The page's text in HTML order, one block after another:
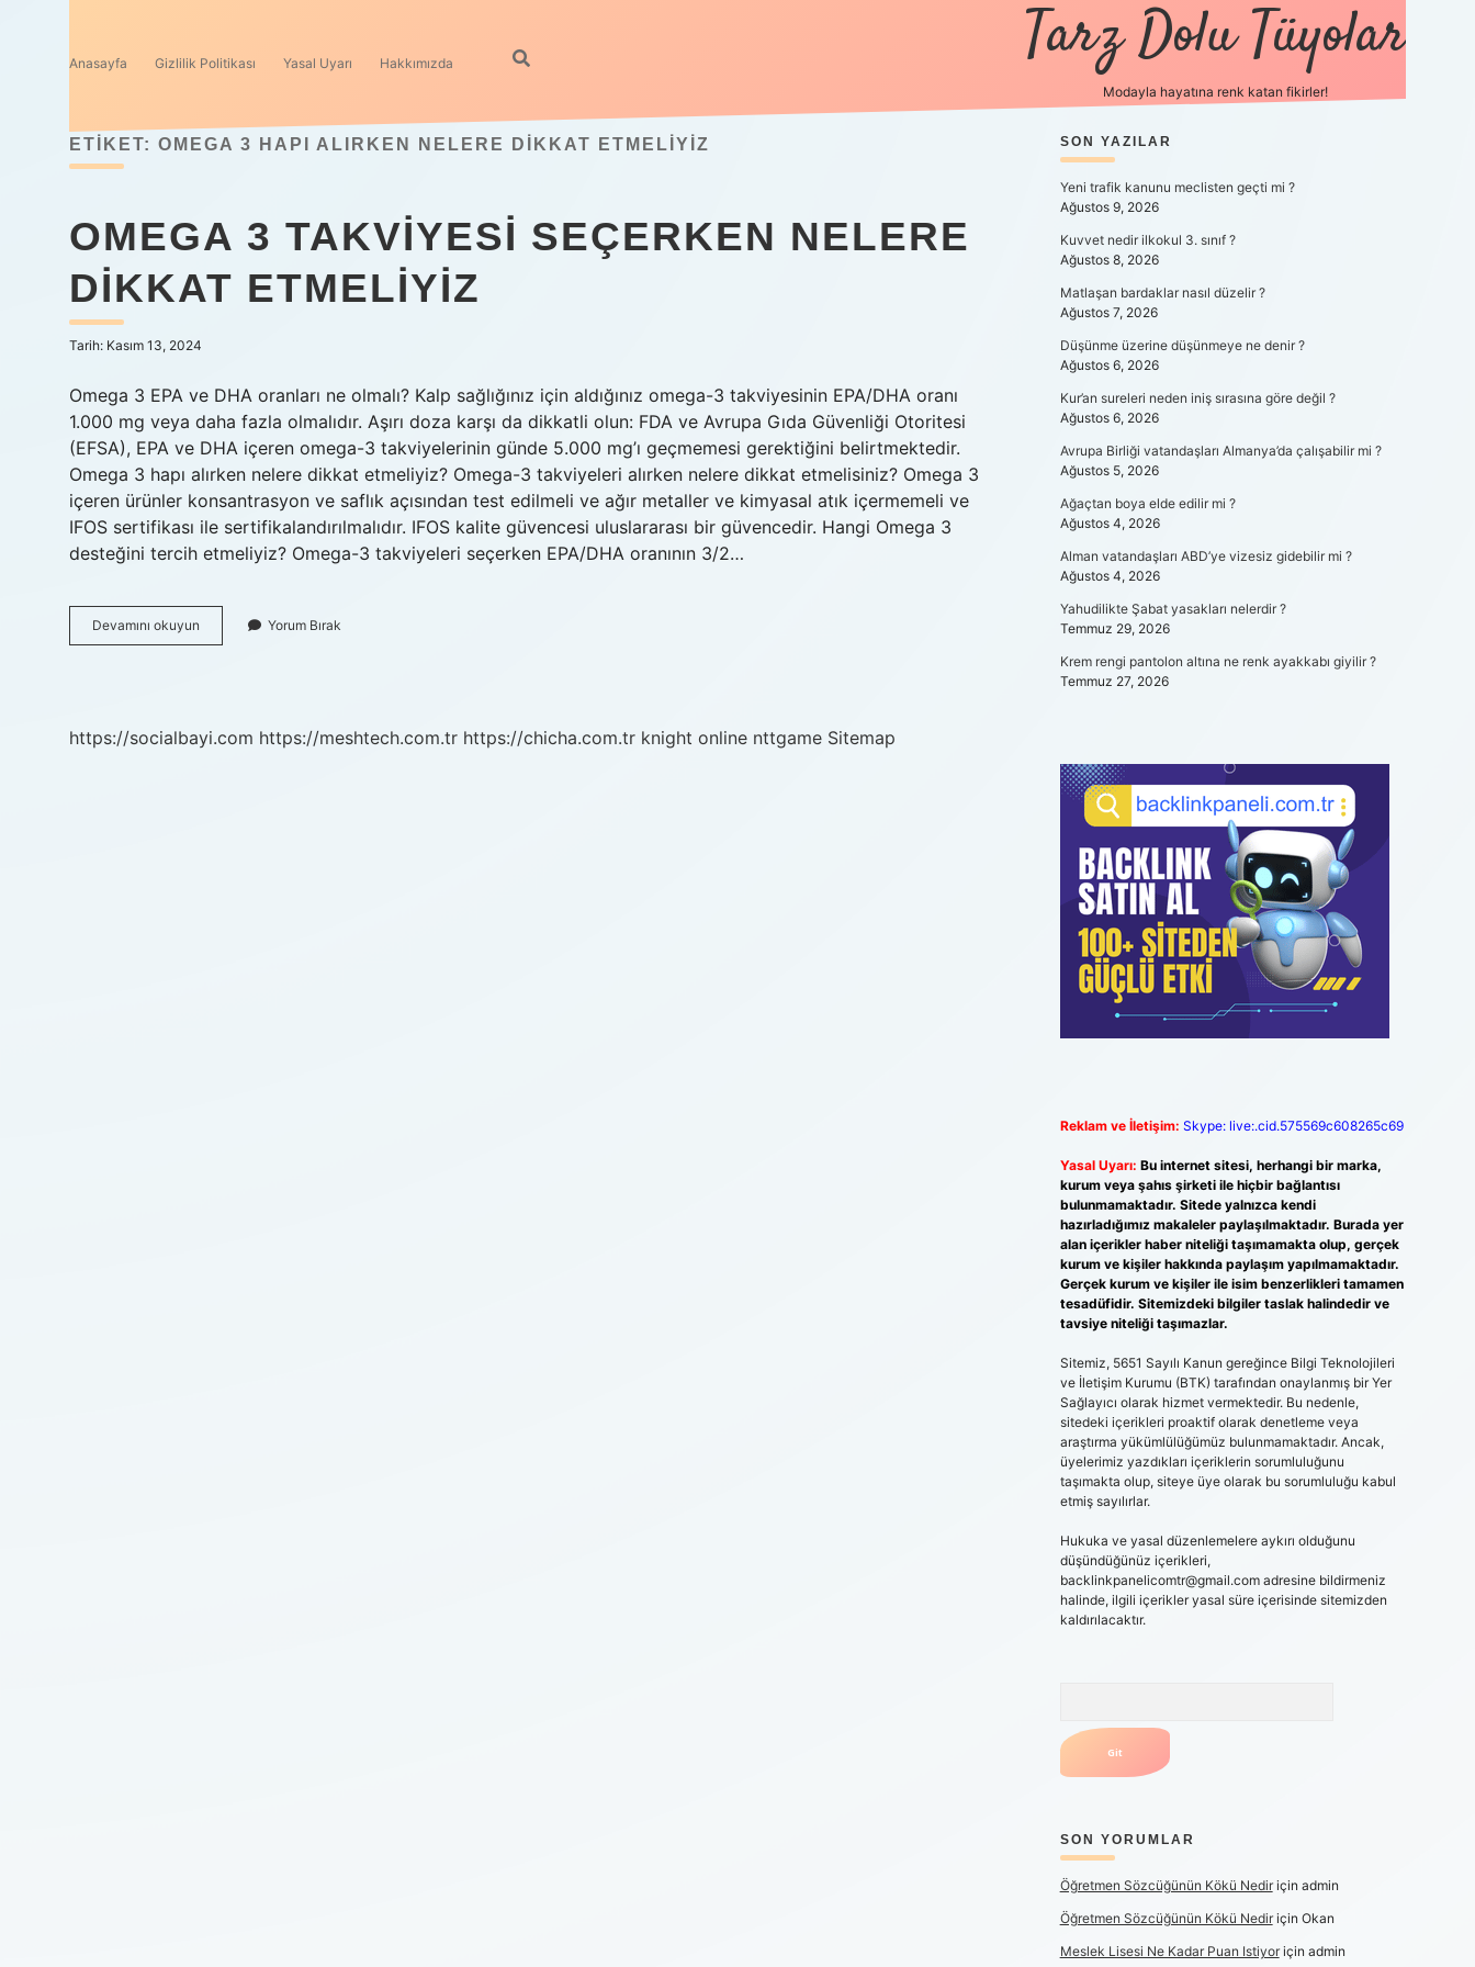
Anasayfa Gizlilik Politikası Yasal Uyarı Hakkımızda Tarz Dolu Tüyolar
Modayla hayatına renk katan fikirler!
ETIKET: OMEGA 3 HAPI ALIRKEN NELERE DIKKAT ETMELIYIZ
OMEGA 3 TAKVIYESI SEÇERKEN NELERE
DIKKAT ETMELIYIZ
Tarih: Kasım 13, 2024
Omega 3 EPA ve DHA oranları ne olmalı? Kalp sağlığınız için aldığınız omega-3 takviyesinin EPA/DHA oranı
1.000 mg veya daha fazla olmalıdır. Aşırı doza karşı da dikkatli olun: FDA ve Avrupa Gıda Güvenliği Otoritesi
(EFSA), EPA ve DHA içeren omega-3 takviyelerinin günde 5.000 mg’ı geçmemesi gerektiğini belirtmektedir.
Omega 3 hapı alırken nelere dikkat etmeliyiz? Omega-3 takviyeleri alırken nelere dikkat etmelisiniz? Omega 3
içeren ürünler konsantrasyon ve saflık açısından test edilmeli ve ağır metaller ve kimyasal atık içermemeli ve
IFOS sertifikası ile sertifikalandırılmalıdır. IFOS kalite güvencesi uluslararası bir güvencedir. Hangi Omega 3
desteğini tercih etmeliyiz? Omega-3 takviyeleri seçerken EPA/DHA oranının 3/2…
Devamını okuyun
3
Etmeliyiz
Yorum Bırak
https://socialbayi.com https://meshtech.com.tr https://chicha.com.tr knight online nttgame Sitemap
SIDEBAR
SON YAZILAR
Yeni trafik kanunu meclisten geçti mi ?
Ağustos 9, 2026
Kuvvet nedir ilkokul 3. sınıf ?
Ağustos 8, 2026
Matlaşan bardaklar nasıl düzelir ?
Ağustos 7, 2026
Düşünme üzerine düşünmeye ne denir ?
Ağustos 6, 2026
Kur’an sureleri neden iniş sırasına göre değil ?
Ağustos 6, 2026
Avrupa Birliği vatandaşları Almanya’da çalışabilir mi ?
Ağustos 5, 2026
Ağaçtan boya elde edilir mi ?
Ağustos 4, 2026
Alman vatandaşları ABD’ye vizesiz gidebilir mi ?
Ağustos 4, 2026
Yahudilikte Şabat yasakları nelerdir ?
Temmuz 29, 2026
Krem rengi pantolon altına ne renk ayakkabı giyilir ?
Temmuz 27, 2026
Reklam ve İletişim: Skype: live:.cid.575569c608265c69
Yasal Uyarı: Bu internet sitesi, herhangi bir marka,
kurum veya şahıs şirketi ile hiçbir bağlantısı
bulunmamaktadır. Sitede yalnızca kendi
hazırladığımız makaleler paylaşılmaktadır. Burada yer
alan içerikler haber niteliği taşımamakta olup, gerçek
kurum ve kişiler hakkında paylaşım yapılmamaktadır.
Gerçek kurum ve kişiler ile isim benzerlikleri tamamen
tesadüfidir. Sitemizdeki bilgiler taslak halindedir ve
tavsiye niteliği taşımazlar.
Sitemiz, 5651 Sayılı Kanun gereğince Bilgi Teknolojileri
ve İletişim Kurumu (BTK) tarafından onaylanmış bir Yer
Sağlayıcı olarak hizmet vermektedir. Bu nedenle,
sitedeki içerikleri proaktif olarak denetleme veya
araştırma yükümlülüğümüz bulunmamaktadır. Ancak,
üyelerimiz yazdıkları içeriklerin sorumluluğunu
taşımakta olup, siteye üye olarak bu sorumluluğu kabul
etmiş sayılırlar.
Hukuka ve yasal düzenlemelere aykırı olduğunu
düşündüğünüz içerikleri,
backlinkpanelicomtr@gmail.comadresine bildirmeniz
halinde, ilgili içerikler yasal süre içerisinde sitemizden
kaldırılacaktır.
SON YORUMLAR
Öğretmen Sözcüğünün Kökü Nediriçin admin
Öğretmen Sözcüğünün Kökü Nediriçin Okan
Meslek Lisesi Ne Kadar Puan Istiyoriçin admin